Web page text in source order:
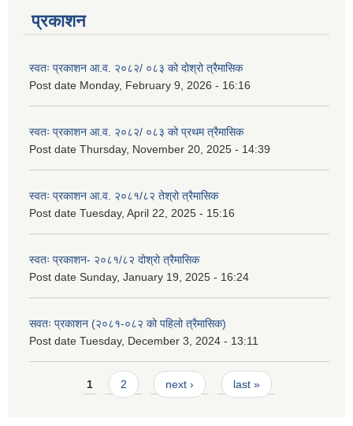
प्रकाशन
स्वतः प्रकाशन आ.व. २०८२/ ०८३ को दोश्रो त्रैमासिक
Post date Monday, February 9, 2026 - 16:16
स्वतः प्रकाशन आ.व. २०८२/ ०८३ को प्रथम त्रैमासिक
Post date Thursday, November 20, 2025 - 14:39
स्वतः प्रकाशन आ.व. २०८१/८२ तेश्रो त्रैमासिक
Post date Tuesday, April 22, 2025 - 15:16
स्वतः प्रकाशन- २०८१/८२ दोश्रो त्रैमासिक
Post date Sunday, January 19, 2025 - 16:24
सवतः प्रकाशन (२०८१-०८२ को पहिलो त्रैमासिक)
Post date Tuesday, December 3, 2024 - 13:11
Pages1 2 next › last »